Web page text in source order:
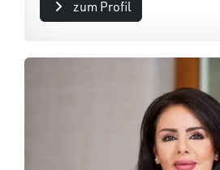
zum Profil